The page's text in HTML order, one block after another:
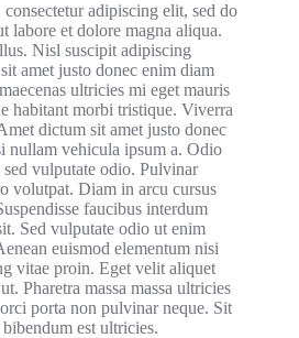
adipiscing elit, sed do
labore et dolore magna aliqua.
Nisl suscipit adipiscing
amet justo donec enim diam
ultricies mi eget mauris
habitant morbi tristique. Viverra
dictum sit amet justo donec
nullam vehicula ipsum a. Odio
vulputate odio. Pulvinar
volutpat. Diam in arcu cursus
faucibus interdum
Sed vulputate odio ut enim
euismod elementum nisi
vitae proin. Eget velit aliquet
Pharetra massa massa ultricies
porta non pulvinar neque. Sit
est ultricies.